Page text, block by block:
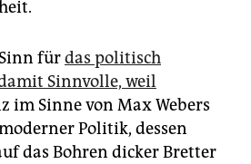
fürdas politisch
Sinnvolle, weil
im Sinne von Max Webers
Politik, dessen
das Bohren dicker Bretter